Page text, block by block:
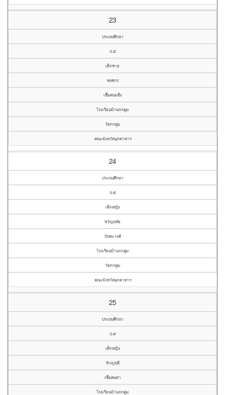
23
ประถมศึกษา
ป.๕
เด็กชาย
พงศกร
เชื้อคนแข็ง
โรงเรียนบ้านกกตูม
วัดกกตูม
คณะจังหวัดมุกดาหาร
24
ประถมศึกษา
ป.๕
เด็กหญิง
ขวัญฤทัย
ปันทะวงศ์
โรงเรียนบ้านกกตูม
วัดกกตูม
คณะจังหวัดมุกดาหาร
25
ประถมศึกษา
ป.๕
เด็กหญิง
ขัวญฤดี
เชิ้อคมตา
โรงเรียนบ้านกกตูม